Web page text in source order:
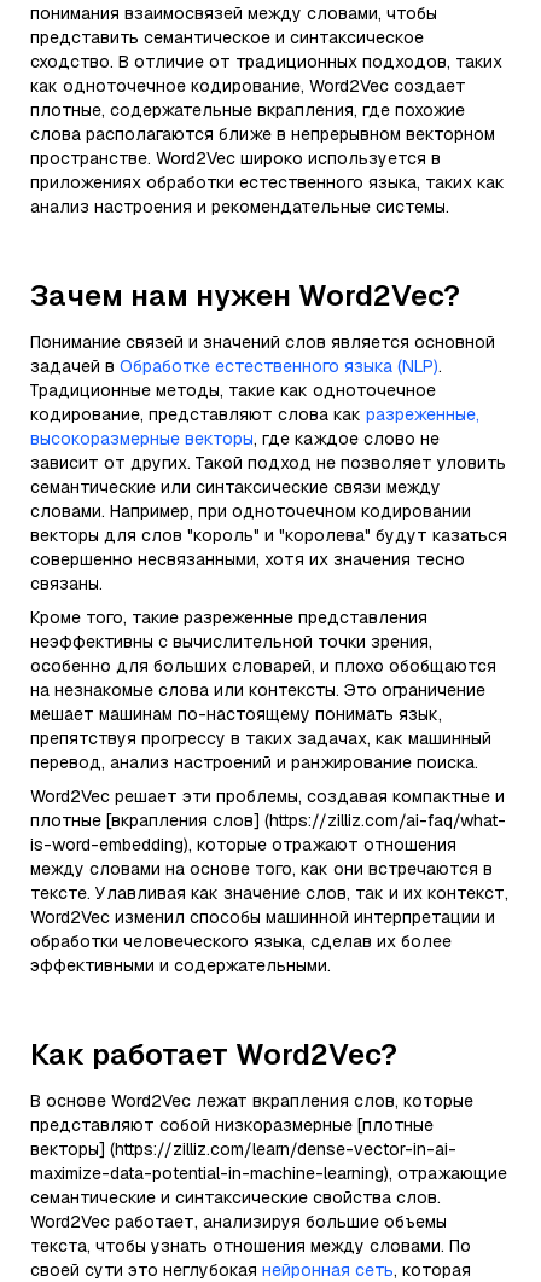
понимания взаимосвязей между словами, чтобы
представить семантическое и синтаксическое
сходство. В отличие от традиционных подходов, таких
как одноточечное кодирование, Word2Vec создает
плотные, содержательные вкрапления, где похожие
слова располагаются ближе в непрерывном векторном
пространстве. Word2Vec широко используется в
приложениях обработки естественного языка, таких как
анализ настроения и рекомендательные системы.
Зачем нам нужен Word2Vec?
Понимание связей и значений слов является основной
задачей в Обработке естественного языка (NLP).
Традиционные методы, такие как одноточечное
кодирование, представляют слова как разреженные,
высокоразмерные векторы, где каждое слово не
зависит от других. Такой подход не позволяет уловить
семантические или синтаксические связи между
словами. Например, при одноточечном кодировании
векторы для слов "король" и "королева" будут казаться
совершенно несвязанными, хотя их значения тесно
связаны.
Кроме того, такие разреженные представления
неэффективны с вычислительной точки зрения,
особенно для больших словарей, и плохо обобщаются
на незнакомые слова или контексты. Это ограничение
мешает машинам по-настоящему понимать язык,
препятствуя прогрессу в таких задачах, как машинный
перевод, анализ настроений и ранжирование поиска.
Word2Vec решает эти проблемы, создавая компактные и
плотные [вкрапления слов] (https://zilliz.com/ai-faq/what-
is-word-embedding), которые отражают отношения
между словами на основе того, как они встречаются в
тексте. Улавливая как значение слов, так и их контекст,
Word2Vec изменил способы машинной интерпретации и
обработки человеческого языка, сделав их более
эффективными и содержательными.
Как работает Word2Vec?
В основе Word2Vec лежат вкрапления слов, которые
представляют собой низкоразмерные [плотные
векторы] (https://zilliz.com/learn/dense-vector-in-ai-
maximize-data-potential-in-machine-learning), отражающие
семантические и синтаксические свойства слов.
Word2Vec работает, анализируя большие объемы
текста, чтобы узнать отношения между словами. По
своей сути это неглубокая нейронная сеть, которая